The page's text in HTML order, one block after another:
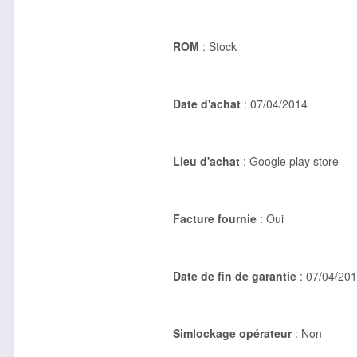
ROM : Stock
Date d'achat : 07/04/2014
Lieu d'achat : Google play store
Facture fournie : Oui
Date de fin de garantie : 07/04/
Simlockage opérateur: Non